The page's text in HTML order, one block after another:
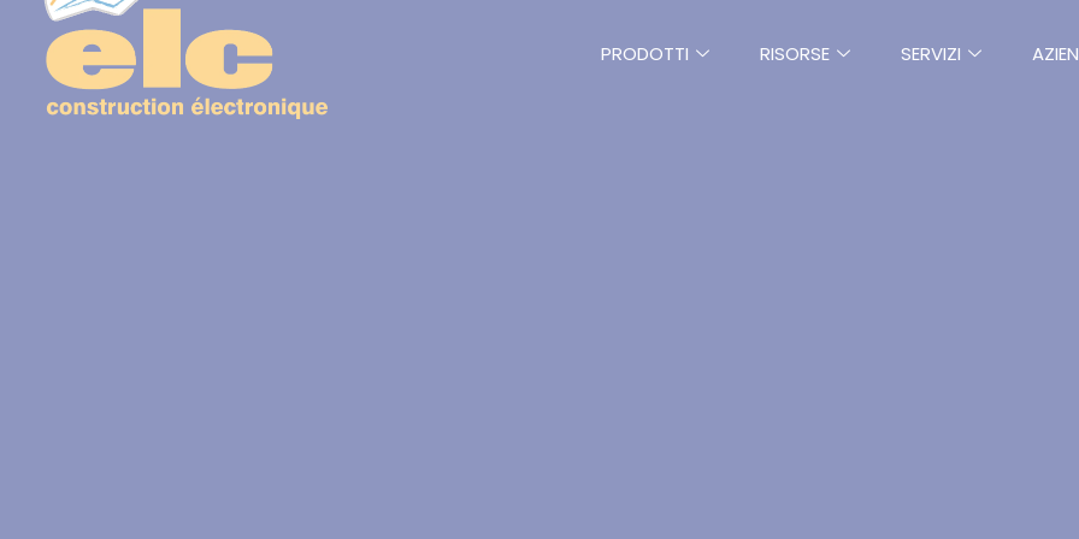
PRODOTTI RISORSE SERVIZI